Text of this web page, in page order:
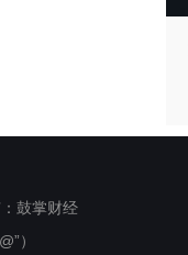
鼓掌财经
）